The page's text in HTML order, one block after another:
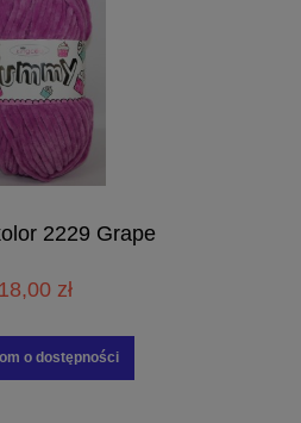
2229 Grape
18,00 zł
o dostępności